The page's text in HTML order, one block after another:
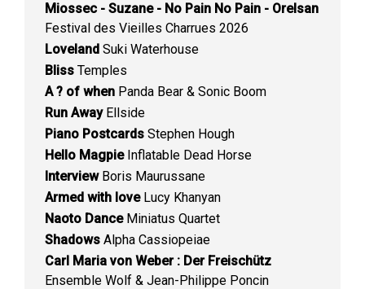
Miossec - Suzane - No Pain No Pain - Orelsan
Festival des Vieilles Charrues 2026
Loveland Suki Waterhouse
Bliss Temples
A ? of when Panda Bear & Sonic Boom
Run AwayEllside
Piano Postcards Stephen Hough
Hello MagpieInflatable Dead Horse
InterviewBoris Maurussane
Armed with loveLucy Khanyan
Naoto DanceMiniatus Quartet
Shadows Alpha Cassiopeiae
Carl Maria von Weber : Der Freischütz
Ensemble Wolf & Jean-Philippe Poncin